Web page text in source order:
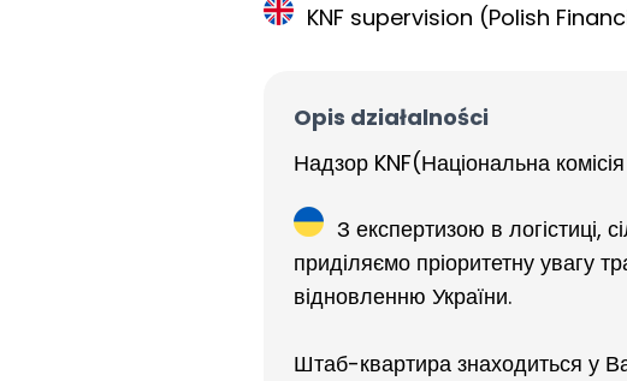
KNF supervision (Polish
Opis działalności
Надзор KNF(Національна
З експертизою в логістиці,
приділяємо пріоритетну увагу
відновленню України.
Штаб-квартира знаходиться у